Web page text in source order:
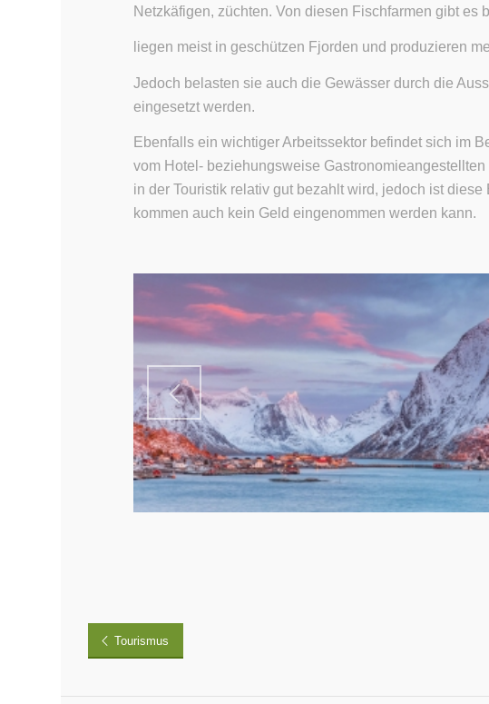
Netzkäfigen, züchten. Von diesen Fischfarmen gibt es
liegen meist in geschützen Fjorden und produzieren
Jedoch belasten sie auch die Gewässer durch die
eingesetzt werden.
Ebenfalls ein wichtiger Arbeitssektor befindet sich im
vom Hotel- beziehungsweise
in der Touristik relativ gut bezahlt wird, jedoch ist
kommen auch kein Geld eingenommen werden kann.
Tourismus